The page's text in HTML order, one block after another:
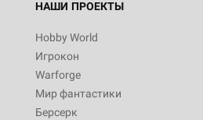
НАШИ ПРОЕКТЫ
Hobby World
Игрокон
Warforge
Мир фантастики
Берсерк